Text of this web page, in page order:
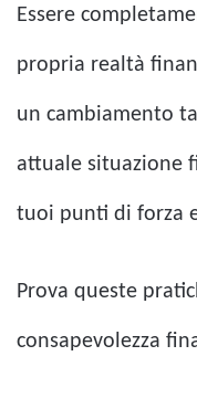
Essere
propria realtà
un cambiamento
attuale situazione
tuoi punti di forza
Prova queste
consapevolezza